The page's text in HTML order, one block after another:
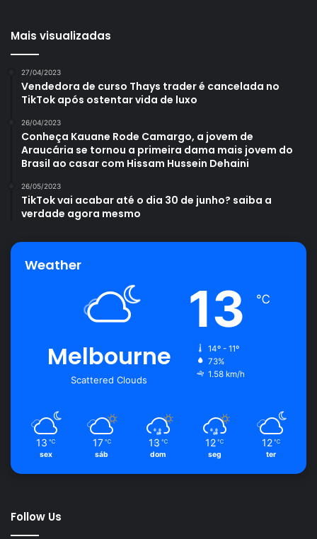
berinjela cultivar
Mais visualizadas
27/04/2023
Vendedora de curso Thays trader é cancelada no
TikTok após ostentar vida de luxo
26/04/2023
Conheça Kauane Rode Camargo, a jovem de
Araucária se tornou a primeira dama mais jovem do
Brasil ao casar com Hissam Hussein Dehaini
26/05/2023
TikTok vai acabar até o dia 30 de junho? saiba a
verdade agora mesmo
Weather
Melbourne
Scattered Clouds
13 ℃
14º - 11º
73%
1.58 km/h
13 ℃
sex
17 ℃
sáb
13 ℃
dom
12 ℃
seg
12 ℃
ter
Follow Us